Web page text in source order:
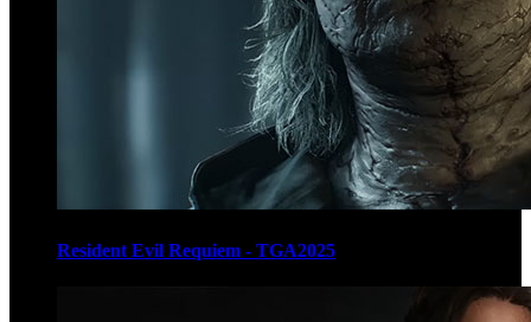
Resident Evil Requiem - TGA2025